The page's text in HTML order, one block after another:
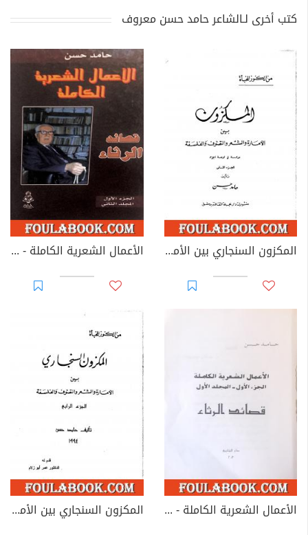
كتب أخرى لـالشاعر حامد حسن معروف
المكزون السنجاري بين الأمارة والشعر والتصوف والفلسفة - الجزء الثاني الأعمال الشعرية الكاملة - الجزء الأول: المجلد الثاني
الأعمال الشعرية الكاملة - الجزء الأول: المجلد الأول المكزون السنجاري بين الأمارة والشعر والتصوف والفلسفة - الجزء الرابع